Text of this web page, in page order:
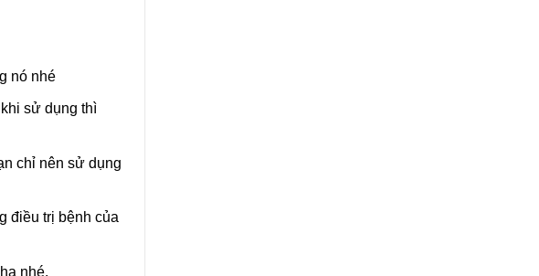
nó nhé
sử dụng thì
chỉ nên sử dụng
điều trị bệnh của
nhé.